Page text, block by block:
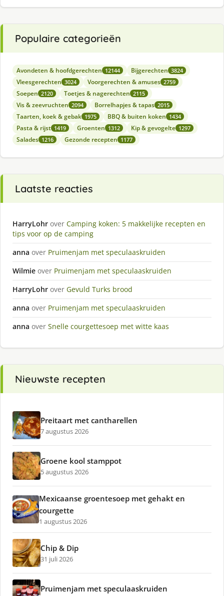
Populaire categorieën
Avondeten & hoofdgerechten 12144 Bijgerechten 3824
Vleesgerechten 3024 Voorgerechten & amuses 2759
Soepen 2120 Toetjes & nagerechten 2115
Vis & zeevruchten 2094 Borrelhapjes & tapas 2015
Taarten, koek & gebak 1975 BBQ & buiten koken 1434
Pasta & rijst 1419 Groenten 1312 Kip & gevogelte 1297
Salades 1216 Gezonde recepten 1177
Laatste reacties
HarryLohr over Camping koken: 5 makkelijke recepten en
tips voor op de camping
anna over Pruimenjam met speculaaskruiden
Wilmie over Pruimenjam met speculaaskruiden
HarryLohr over Gevuld Turks brood
anna over Pruimenjam met speculaaskruiden
anna over Snelle courgettesoep met witte kaas
Nieuwste recepten
Preitaart met cantharellen
7 augustus 2026
Groene kool stamppot
5 augustus 2026
Mexicaanse groentesoep met gehakt en
courgette
1 augustus 2026
Chip & Dip
31 juli 2026
Pruimenjam met speculaaskruiden